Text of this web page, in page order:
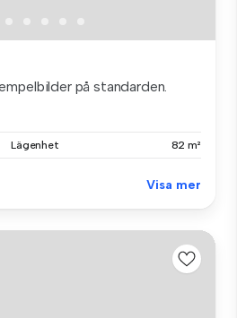
på standarden.
Lägenhet 82 m²
Visa mer